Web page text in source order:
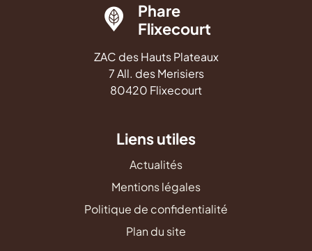
Phare
Flixecourt
ZAC des Hauts Plateaux
7 All. des Merisiers
80420 Flixecourt
Liens utiles
Actualités
Mentions légales
Politique de confidentialité
Plan du site